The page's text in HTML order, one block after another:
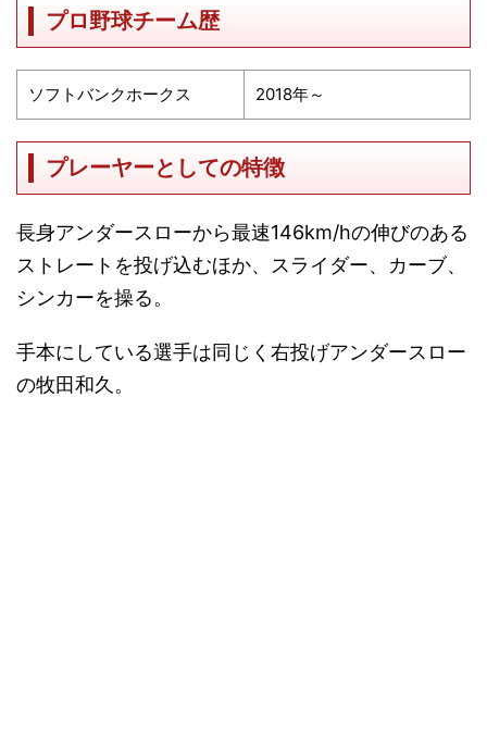
プロ野球チーム歴
ソフトバンクホークス 2018年～
プレーヤーとしての特徴
長身アンダースローから最速146km/hの伸びのある
ストレートを投げ込むほか、スライダー、カーブ、
シンカーを操る。
手本にしている選手は同じく右投げアンダースロー
の牧田和久。